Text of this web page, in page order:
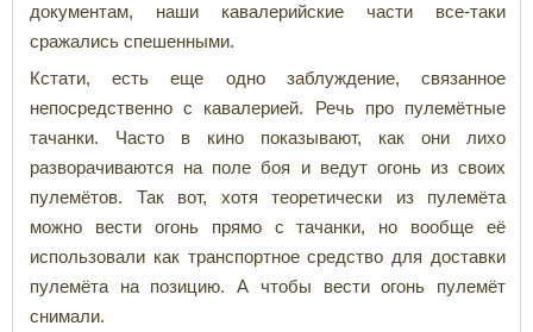
документам, наши кавалерийские части все-таки
сражались спешенными.
Кстати, есть еще одно заблуждение, связанное
непосредственно с кавалерией. Речь про пулемётные
тачанки. Часто в кино показывают, как они лихо
разворачиваются на поле боя и ведут огонь из своих
пулемётов. Так вот, хотя теоретически из пулемёта
можно вести огонь прямо с тачанки, но вообще её
использовали как транспортное средство для доставки
пулемёта на позицию. А чтобы вести огонь пулемёт
снимали.